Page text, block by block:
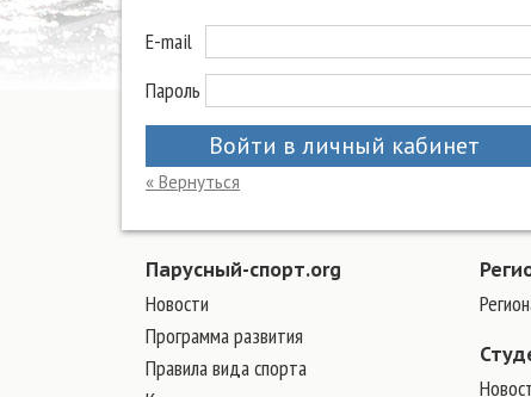
E-mail
Пароль
Войти в личный кабинет
« Вернуться
Парусный-спорт.org
Новости
Программа развития
Правила вида спорта